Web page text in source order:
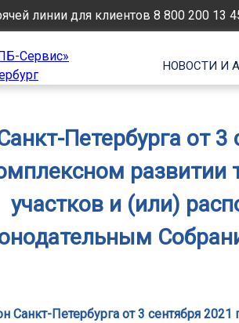
линии для клиентов 8 800 200 13
НОВОСТИ И
Петербурга от
развитии
участков и (или)
Санкт-Петербурга от 3 сентября